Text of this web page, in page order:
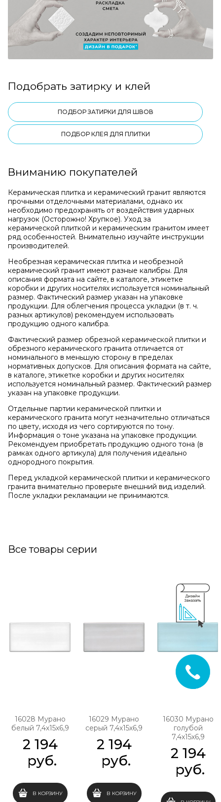
Подобрать затирку и клей
ПОДБОР ЗАТИРКИ ДЛЯ ШВОВ
ПОДБОР КЛЕЯ ДЛЯ ПЛИТКИ
Вниманию покупателей
Керамическая плитка и керамический гранит являются
прочными отделочными материалами, однако их
необходимо предохранять от воздействия ударных
нагрузок (Осторожно! Хрупкое). Уход за
керамической плиткой и керамическим гранитом имеет
ряд особенностей. Внимательно изучайте инструкции
производителей.
Необрезная керамическая плитка и необрезной
керамический гранит имеют разные калибры. Для
описания формата на сайте, в каталоге, этикетке
коробки и других носителях используется номинальный
размер. Фактический размер указан на упаковке
продукции. Для облегчения процесса укладки (в т. ч.
разных артикулов) рекомендуем использовать
продукцию одного калибра.
Фактический размер обрезной керамической плитки и
обрезного керамического гранита отличается от
номинального в меньшую сторону в пределах
нормативных допусков. Для описания формата на сайте,
в каталоге, этикетке коробки и других носителях
используется номинальный размер. Фактический размер
указан на упаковке продукции.
Отдельные партии керамической плитки и
керамического гранита могут незначительно отличаться
по цвету, исходя из чего сортируются по тону.
Информация о тоне указана на упаковке продукции.
Рекомендуем приобретать продукцию одного тона (в
рамках одного артикула) для получения идеально
однородного покрытия.
Перед укладкой керамической плитки и керамического
гранита внимательно проверьте внешний вид изделий.
После укладки рекламации не принимаются.
Все товары серии
16028 Мурано
белый 7,4х15х6,9
2 194
руб.
В КОРЗИНУ
16029 Мурано
серый 7,4х15х6,9
2 194
руб.
В КОРЗИНУ
16030 Мурано
голубой
7,4х15х6,9
2 194
руб.